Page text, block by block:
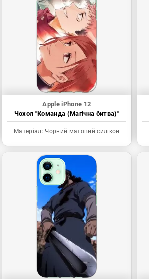
Apple iPhone 12
Чохол "Команда (Магічна битва)"
Матеріал: Чорний матовий силікон